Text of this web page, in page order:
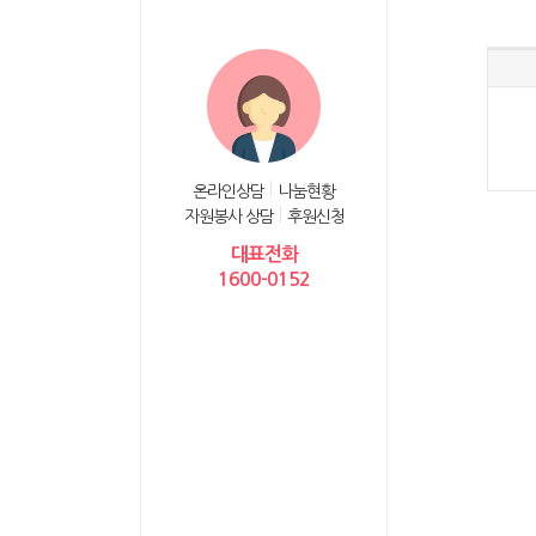
온라인상담
나눔현황
자원봉사 상담
후원신청
대표전화
1600-0152